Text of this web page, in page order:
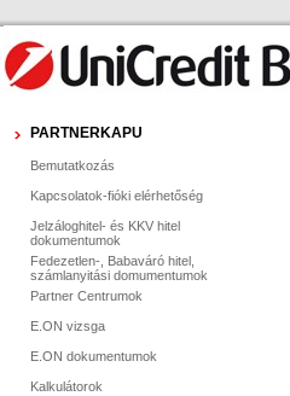
PARTNERKAPU
Bemutatkozás
Kapcsolatok-fióki elérhetőség
Jelzáloghitel- és KKV hitel
dokumentumok
Fedezetlen-, Babaváró hitel,
számlanyitási domumentumok
Partner Centrumok
E.ON vizsga
E.ON dokumentumok
Kalkulátorok